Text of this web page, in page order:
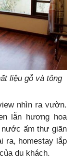
liệu gỗ và tông
nhìn ra vườn.
lẫn hương hoa
nước ấm thư giãn
ra, homestay lắp
du khách.